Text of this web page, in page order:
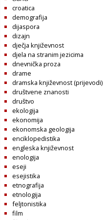
croatica
demografija
dijaspora
dizajn
dječja književnost
djela na stranim jezicima
dnevnička proza
drame
dramska književnost (prijevodi)
društvene znanosti
društvo
ekologija
ekonomija
ekonomska geologija
enciklopedistika
engleska književnost
enologija
eseji
esejistika
etnografija
etnologija
feljtonistika
film